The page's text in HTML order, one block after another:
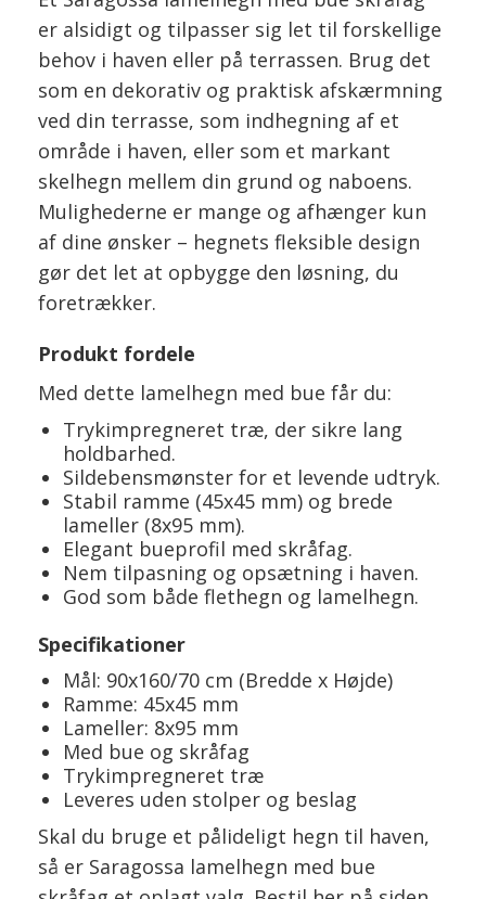
er alsidigt og tilpasser sig let til forskellige
behov i haven eller på terrassen. Brug det
som en dekorativ og praktisk afskærmning
ved din terrasse, som indhegning af et
område i haven, eller som et markant
skelhegn mellem din grund og naboens.
Mulighederne er mange og afhænger kun
af dine ønsker – hegnets fleksible design
gør det let at opbygge den løsning, du
foretrækker.
Produkt fordele
Med dette lamelhegn med bue får du:
Trykimpregneret træ, der sikre lang
holdbarhed.
Sildebensmønster for et levende udtryk.
Stabil ramme (45x45 mm) og brede
lameller (8x95 mm).
Elegant bueprofil med skråfag.
Nem tilpasning og opsætning i haven.
God som både flethegn og lamelhegn.
Specifikationer
Mål: 90x160/70 cm (Bredde x Højde)
Ramme: 45x45 mm
Lameller: 8x95 mm
Med bue og skråfag
Trykimpregneret træ
Leveres uden stolper og beslag
Skal du bruge et pålideligt hegn til haven,
så er Saragossa lamelhegn med bue